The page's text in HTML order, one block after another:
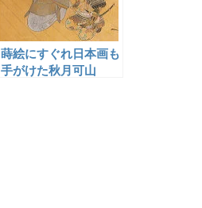
蒔絵にすぐれ日本画も
手がけた秋月可山